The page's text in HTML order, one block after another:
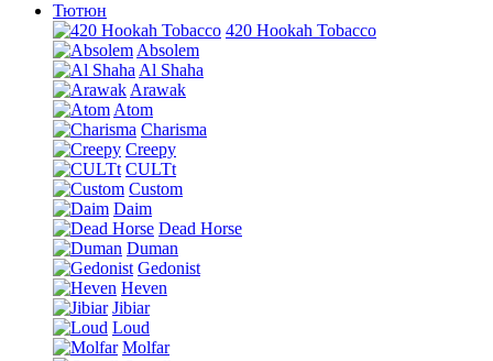
Тютюн
420 Hookah Tobacco
Absolem
Al Shaha
Arawak
Atom
Charisma
Creepy
CULTt
Custom
Daim
Dead Horse
Duman
Gedonist
Heven
Jibiar
Loud
Molfar